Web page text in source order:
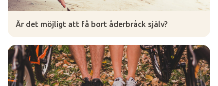
Är det möjligt att få bort åderbråck själv?